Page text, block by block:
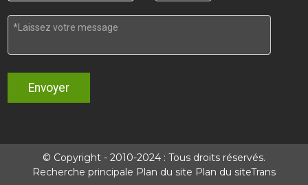
Envoyer
© Copyright - 2010-2024 : Tous droits réservés.
Recherche principale Plan du site Plan du siteTrans